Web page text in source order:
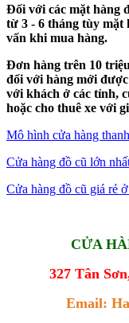
Đối với các mặt hàng
từ 3 - 6 tháng tùy mặt
vấn khi mua hàng.
Đơn hàng trên 10
đối với hàng mới
với khách ở các tỉnh,
hoặc cho thuê xe với
Mô hình cửa hàng
Cửa hàng đồ cũ lớn
Cửa hàng đồ cũ giá rẻ
CỬA
327 Tân
Email: